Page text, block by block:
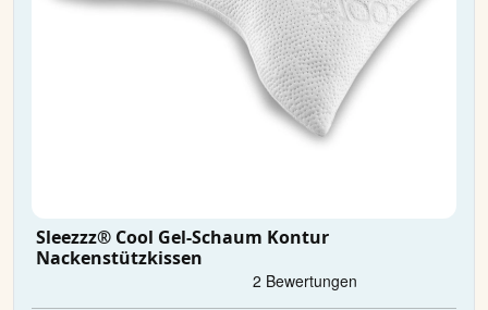
Sleezzz® Cool Gel-Schaum Kontur
Nackenstützkissen